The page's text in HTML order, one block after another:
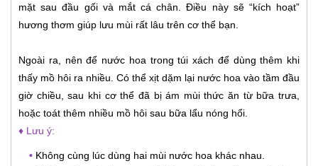
mặt sau đầu gối và mắt cá chân. Điều này sẽ “kích hoạt”
hương thơm giúp lưu mùi rất lâu trên cơ thể bạn.
Ngoài ra, nên để nước hoa trong túi xách để dùng thêm khi
thấy mồ hôi ra nhiều. Có thể xịt dặm lại nước hoa vào tầm đầu
giờ chiều, sau khi cơ thể đã bị ám mùi thức ăn từ bữa trưa,
hoặc toát thêm nhiều mồ hôi sau bữa lẩu nóng hổi.
♦ Lưu ý:
• Không cùng lúc dùng hai mùi nước hoa khác nhau.